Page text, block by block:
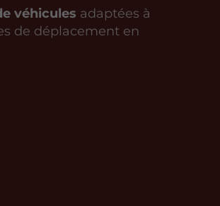
véhicules adaptées à
de déplacement en